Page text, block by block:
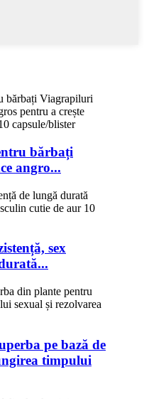
bărbați
angro...
sex
pe bază de
timpului